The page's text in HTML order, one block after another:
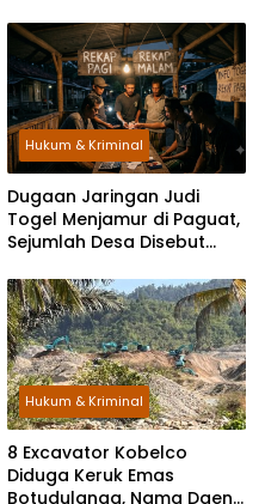
Hukum & Kriminal
Dugaan Jaringan Judi
Togel Menjamur di Paguat,
Sejumlah Desa Disebut
Hukum & Kriminal
8 Excavator Kobelco
Diduga Keruk Emas
Botudulanga, Nama Daeng